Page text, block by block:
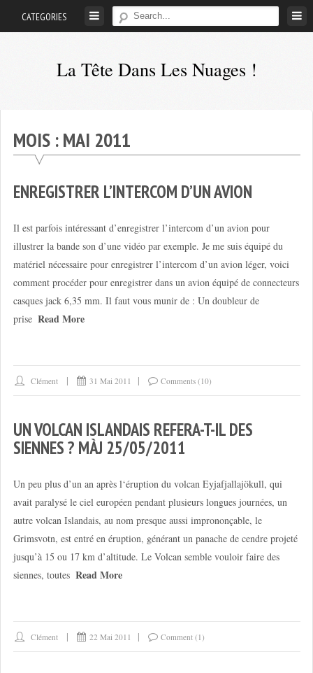
CATEGORIES
La Tête Dans Les Nuages !
petit
;-)
MOIS :MAI 2011
ENREGISTRER L’INTERCOM D’UN AVION
Il est parfois intéressant d’enregistrer l’intercom d’un avion pour
illustrer la bande son d’une vidéo par exemple. Je me suis équipé du
matériel nécessaire pour enregistrer l’intercom d’un avion léger, voici
comment procéder pour enregistrer dans un avion équipé de connecteurs
casques jack 6,35 mm. Il faut vous munir de : Un doubleur de
prise Read More
Clément 31 Mai 2011 Comments (10)
UN VOLCAN ISLANDAIS REFERA-T-IL DES
SIENNES ? MÀJ 25/05/2011
Un peu plus d’un an après l‘éruption du volcan Eyjafjallajökull, qui
avait paralysé le ciel européen pendant plusieurs longues journées, un
autre volcan Islandais, au nom presque aussi imprononçable, le
Grimsvotn, est entré en éruption, générant un panache de cendre projeté
jusqu’à 15 ou 17 km d’altitude. Le Volcan semble vouloir faire des
siennes, toutes Read More
Clément 22 Mai 2011 Comment (1)